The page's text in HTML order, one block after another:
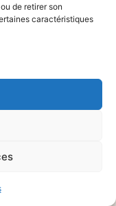
de retirer son
caractéristiques